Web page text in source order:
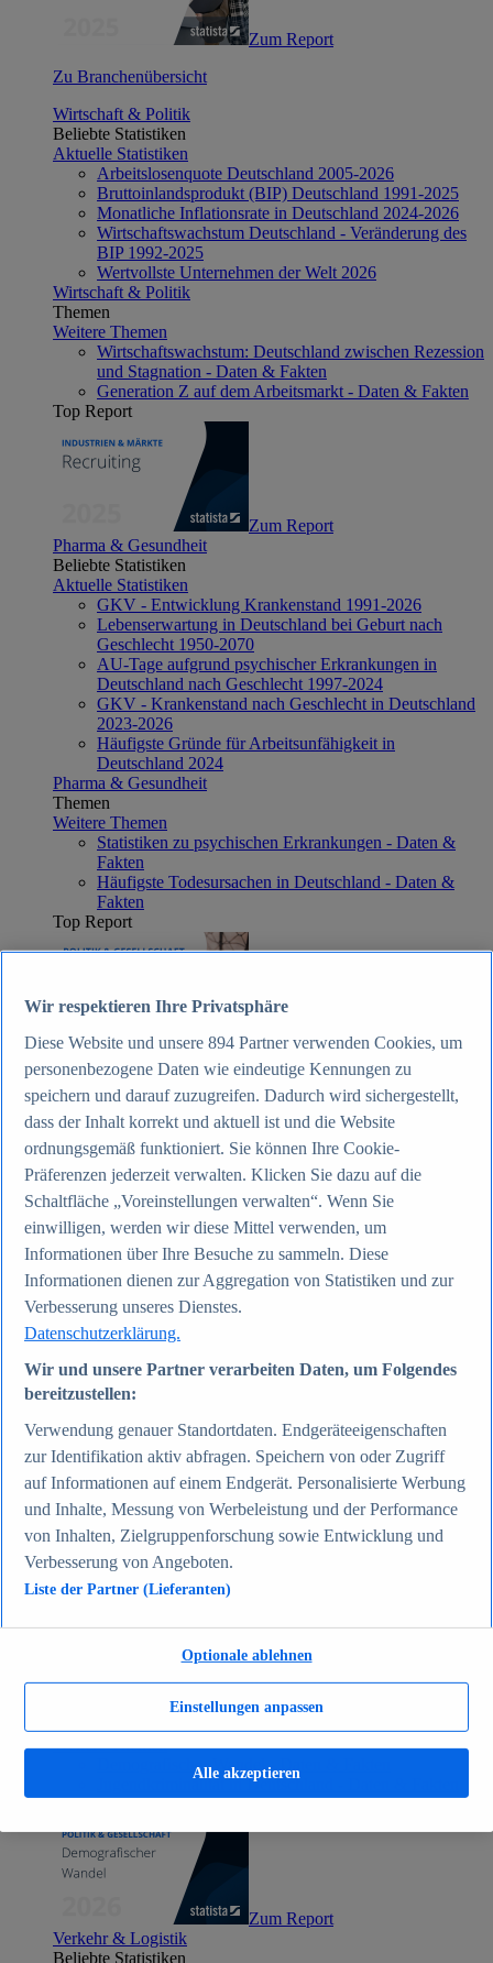
Zum Report
Zu Branchenübersicht
Wirtschaft & Politik
Beliebte Statistiken
Aktuelle Statistiken
Arbeitslosenquote Deutschland 2005-2026
Bruttoinlandsprodukt (BIP) Deutschland 1991-2025
Monatliche Inflationsrate in Deutschland 2024-2026
Wirtschaftswachstum Deutschland - Veränderung des
BIP 1992-2025
Wertvollste Unternehmen der Welt 2026
Wirtschaft & Politik
Themen
Weitere Themen
Wirtschaftswachstum: Deutschland zwischen Rezession
und Stagnation - Daten & Fakten
Generation Z auf dem Arbeitsmarkt - Daten & Fakten
Top Report
Zum Report
Pharma & Gesundheit
Beliebte Statistiken
Aktuelle Statistiken
GKV - Entwicklung Krankenstand 1991-2026
Lebenserwartung in Deutschland bei Geburt nach
Geschlecht 1950-2070
AU-Tage aufgrund psychischer Erkrankungen in
Deutschland nach Geschlecht 1997-2024
GKV - Krankenstand nach Geschlecht in Deutschland
2023-2026
Häufigste Gründe für Arbeitsunfähigkeit in
Deutschland 2024
Pharma & Gesundheit
Themen
Weitere Themen
Statistiken zu psychischen Erkrankungen - Daten &
Fakten
Häufigste Todesursachen in Deutschland - Daten &
Fakten
Top Report
Zum Report
Beliebte Statistiken
Aktuelle Statistiken
Anzahl der Social-Media-Nutzer weltweit 2012-2025
2025
Soziale Netzwerke in Deutschland nach Generationen
2025
Instagram - Nutzung nach Alter und Geschlecht in
Deutschland 2025
Podcasts - Nutzung 2016-2025
Internet
Weitere Themen
Social Media - Daten & Fakten
Top Report
Zum Report
Gesellschaft
Beliebte Statistiken
Aktuelle Statistiken
Bevölkerung Deutschlands nach relevanten
Altersgruppen 2024
Empfänger von Arbeitslosengeld II / Sozialgeld /
Bürgergeld in Deutschland 2005-2025
Ausländer in Deutschland nach Nationalität 2025
Demografie: Altersstruktur in Deutschland 2024
Weitere Themen
Demografischer Wandel - Daten & Fakten
Jugendkriminalität in Deutschland - Daten & Fakten
Top Report
Zum Report
Verkehr & Logistik
Beliebte Statistiken
Wir respektieren Ihre Privatsphäre
Diese Website und unsere 894 Partner verwenden Cookies, um
personenbezogene Daten wie eindeutige Kennungen zu
speichern und darauf zuzugreifen. Dadurch wird sichergestellt,
dass der Inhalt korrekt und aktuell ist und die Website
ordnungsgemäß funktioniert. Sie können Ihre Cookie-
Präferenzen jederzeit verwalten. Klicken Sie dazu auf die
Schaltfläche „Voreinstellungen verwalten“. Wenn Sie
einwilligen, werden wir diese Mittel verwenden, um
Informationen über Ihre Besuche zu sammeln. Diese
Informationen dienen zur Aggregation von Statistiken und zur
Verbesserung unseres Dienstes.
Datenschutzerklärung.
Wir und unsere Partner verarbeiten Daten, um Folgendes
bereitzustellen:
Verwendung genauer Standortdaten. Endgeräteeigenschaften
zur Identifikation aktiv abfragen. Speichern von oder Zugriff
auf Informationen auf einem Endgerät. Personalisierte Werbung
und Inhalte, Messung von Werbeleistung und der Performance
von Inhalten, Zielgruppenforschung sowie Entwicklung und
Verbesserung von Angeboten.
Liste der Partner (Lieferanten)
Einstellungen anpassen
Optionale ablehnen
Alle akzeptieren